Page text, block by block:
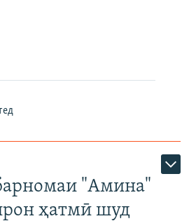
"Амина"
ҳатмӣ шуд